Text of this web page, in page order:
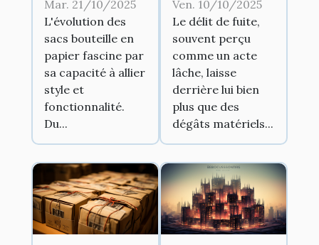
Style et
fonctionnalité
Mar. 21/10/2025
L'évolution des
sacs bouteille en
papier fascine par
sa capacité à allier
style et
fonctionnalité.
Du...
fuite sur les
victimes et les
auteurs
Ven. 10/10/2025
Le délit de fuite,
souvent perçu
comme un acte
lâche, laisse
derrière lui bien
plus que des
dégâts matériels...